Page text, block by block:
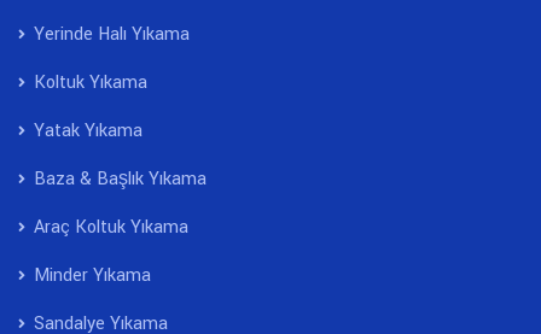
Yerinde Halı Yıkama
Koltuk Yıkama
Yatak Yıkama
Baza & Başlık Yıkama
Araç Koltuk Yıkama
Minder Yıkama
Sandalye Yıkama